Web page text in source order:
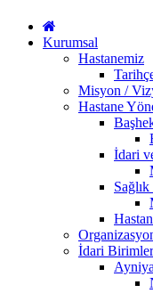
Kurumsal
Hastanemiz
Misyon /
Hastane
İdari
İdari Birimler